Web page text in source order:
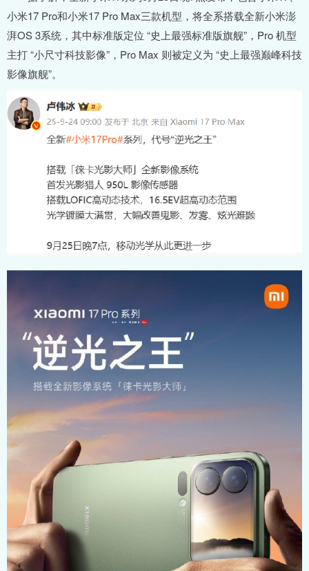
小米17 Pro和小米17 Pro Max三款机型，将全系搭载全新小米澎
湃OS 3系统，其中标准版定位 “史上最强标准版旗舰”，Pro 机型
主打 “小尺寸科技影像”，Pro Max 则被定义为 “史上最强巅峰科技
影像旗舰”。